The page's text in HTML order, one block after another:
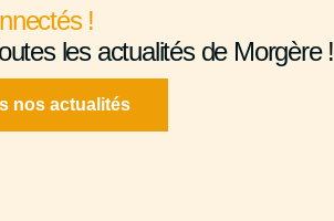
!
les actualités de Morgère !
nos actualités